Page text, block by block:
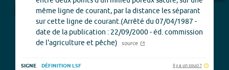
même ligne de courant, par la distance les séparant
sur cette ligne de courant.(Arrêté du 07/04/1987 -
date de la publication : 22/09/2000 - éd. commission
de l'agriculture et pêche)
source
SIGNE DÉFINITION LSF Il y a un souci ?